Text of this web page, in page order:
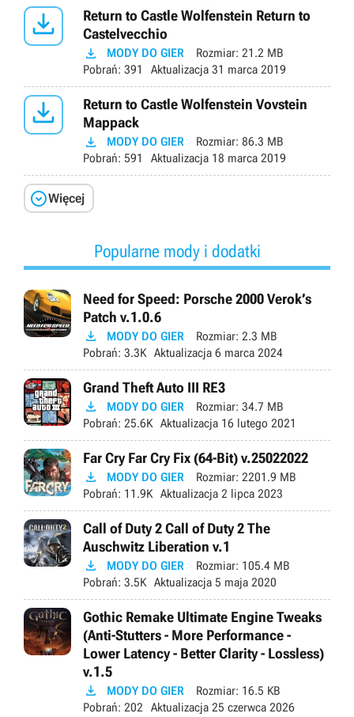

Return to Castle Wolfenstein Return to
Castelvecchio
 MODY DO GIER Rozmiar: 21.2 MB
Pobrań: 391 Aktualizacja 31 marca 2019

Return to Castle Wolfenstein Vovstein
Mappack
 MODY DO GIER Rozmiar: 86.3 MB
Pobrań: 591 Aktualizacja 18 marca 2019
Więcej
Popularne mody i dodatki
Need for Speed: Porsche 2000 Verok’s
Patch v.1.0.6
 MODY DO GIER Rozmiar: 2.3 MB
Pobrań: 3.3K Aktualizacja 6 marca 2024
Grand Theft Auto III RE3
 MODY DO GIER Rozmiar: 34.7 MB
Pobrań: 25.6K Aktualizacja 16 lutego 2021
Far Cry Far Cry Fix (64-Bit) v.25022022
 MODY DO GIER Rozmiar: 2201.9 MB
Pobrań: 11.9K Aktualizacja 2 lipca 2023
Call of Duty 2 Call of Duty 2 The
Auschwitz Liberation v.1
 MODY DO GIER Rozmiar: 105.4 MB
Pobrań: 3.5K Aktualizacja 5 maja 2020
Gothic Remake Ultimate Engine Tweaks
(Anti-Stutters - More Performance -
Lower Latency - Better Clarity - Lossless)
v.1.5
 MODY DO GIER Rozmiar: 16.5 KB
Pobrań: 202 Aktualizacja 25 czerwca 2026